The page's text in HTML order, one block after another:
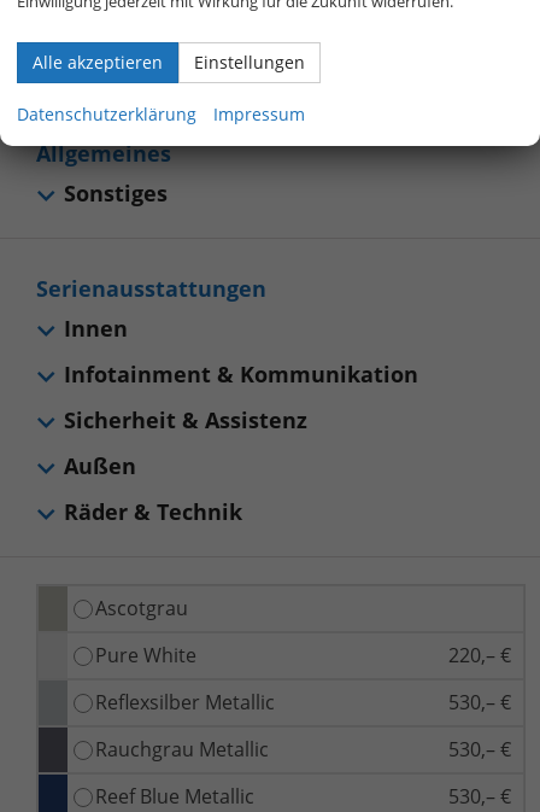
800 40 01 808
Ascotgrau
Pure White
220,– €
Reflexsilber Metallic
530,– €
Rauchgrau Metallic
530,– €
Reef Blue Metallic
530,– €
Allgemeines
Sonstiges
Serienausstattungen
Innen
Infotainment & Kommunikation
Sicherheit & Assistenz
Außen
Räder & Technik
Alle akzeptieren Einstellungen
Datenschutzerklärung Impressum